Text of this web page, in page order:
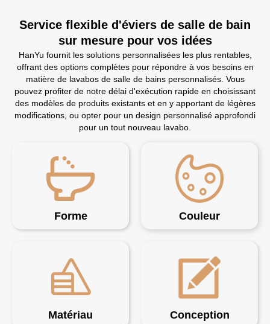
Service flexible d'éviers de salle de bain
sur mesure pour vos idées
HanYu fournit les solutions personnalisées les plus rentables,
offrant des options complètes pour répondre à vos besoins en
matière de lavabos de salle de bains personnalisés. Vous
pouvez profiter de notre délai d'exécution rapide en choisissant
des modèles de produits existants et en y apportant de légères
modifications, ou opter pour un design personnalisé approfondi
pour un tout nouveau lavabo.
Forme Couleur
Matériau Conception